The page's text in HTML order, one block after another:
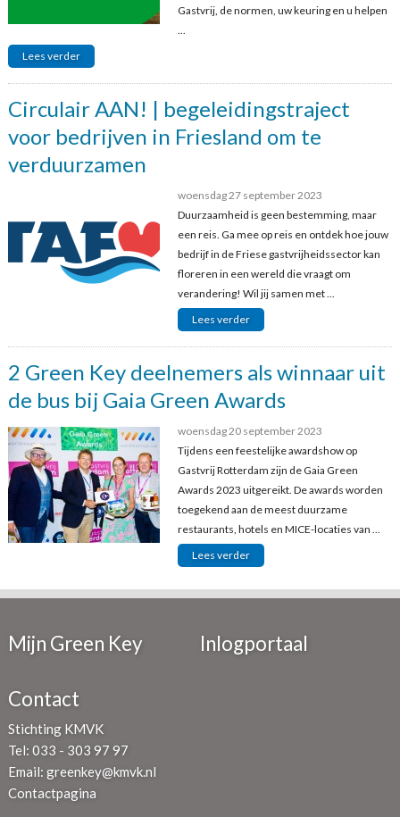
Gastvrij, de normen, uw keuring en u helpen
Lees verder
Circulair AAN! | begeleidingstraject
voor bedrijven in Friesland om te
verduurzamen
woensdag 27 september 2023
Duurzaamheid is geen bestemming, maar
een reis. Ga mee op reis en ontdek hoe jouw
bedrijf in de Friese gastvrijheidssector kan
floreren in een wereld die vraagt om
verandering! Wil jij samen met ...
Lees verder
2 Green Key deelnemers als winnaar uit
de bus bij Gaia Green Awards
woensdag 20 september 2023
Tijdens een feestelijke awardshow op
Gastvrij Rotterdam zijn de Gaia Green
Awards 2023 uitgereikt. De awards worden
toegekend aan de meest duurzame
restaurants, hotels en MICE-locaties van ...
Lees verder
Mijn Green Key Inlogportaal
Contact
Stichting KMVK
Tel: 033 - 303 97 97
Email: greenkey@kmvk.nl
Contactpagina